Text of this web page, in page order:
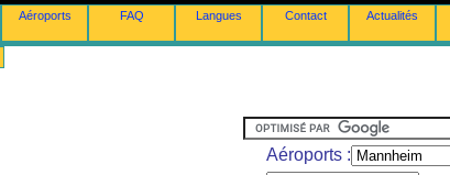
Aéroports FAQ Langues Contact Actualités
Aéroports :